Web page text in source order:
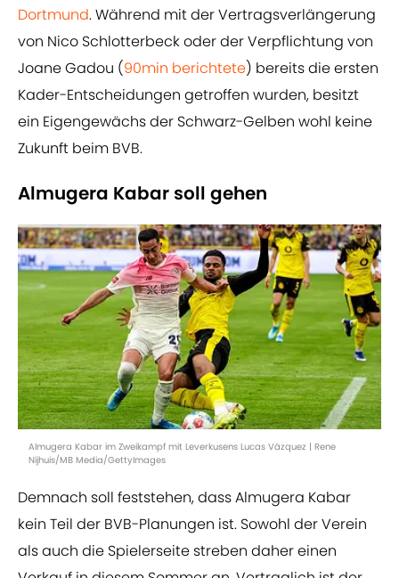
Dortmund. Während mit der Vertragsverlängerung
von Nico Schlotterbeck oder der Verpflichtung von
Joane Gadou (90min berichtete) bereits die ersten
Kader-Entscheidungen getroffen wurden, besitzt
ein Eigengewächs der Schwarz-Gelben wohl keine
Zukunft beim BVB.
Almugera Kabar soll gehen
Almugera Kabar im Zweikampf mit Leverkusens Lucas Vázquez | Rene
Nijhuis/MB Media/GettyImages
Demnach soll feststehen, dass Almugera Kabar
kein Teil der BVB-Planungen ist. Sowohl der Verein
als auch die Spielerseite streben daher einen